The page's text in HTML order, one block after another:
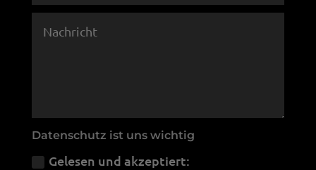
Datenschutz ist uns wichtig
Gelesen und akzeptiert: